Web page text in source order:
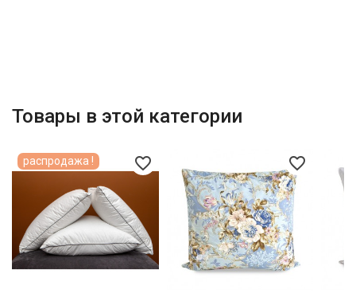
Товары в этой категории
favorite_border
распродажа ! favorite_border